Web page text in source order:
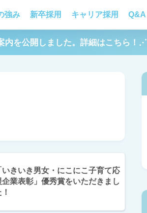
強み 新卒採用 キャリア採用 Q&A
内を公開しました。詳細はこちら！⋰
いきいき男女・にこにこ子育て応
企業表彰」優秀賞をいただきまし